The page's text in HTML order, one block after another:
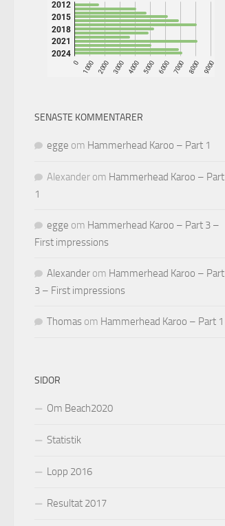
SENASTE KOMMENTARER
egge om Hammerhead Karoo – Part 1
Alexander om Hammerhead Karoo – Part
1
egge om Hammerhead Karoo – Part 3 –
First impressions
Alexander om Hammerhead Karoo – Part
3 – First impressions
Thomas om Hammerhead Karoo – Part 1
SIDOR
Om Beach2020
Statistik
Lopp 2016
Resultat 2017